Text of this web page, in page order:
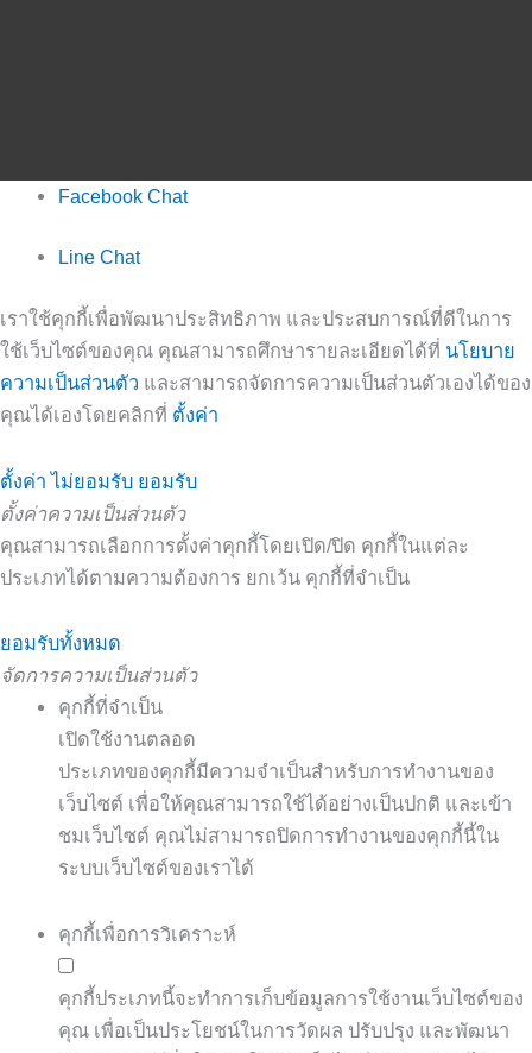
Facebook Chat
Line Chat
เราใช้คุกกี้เพื่อพัฒนาประสิทธิภาพ และประสบการณ์ที่ดีในการ
ใช้เว็บไซต์ของคุณ คุณสามารถศึกษารายละเอียดได้ที่ นโยบาย
ความเป็นส่วนตัว และสามารถจัดการความเป็นส่วนตัวเองได้ของ
คุณได้เองโดยคลิกที่ ตั้งค่า
ตั้งค่า ไม่ยอมรับ ยอมรับ
ตั้งค่าความเป็นส่วนตัว
คุณสามารถเลือกการตั้งค่าคุกกี้โดยเปิด/ปิด คุกกี้ในแต่ละ
ประเภทได้ตามความต้องการ ยกเว้น คุกกี้ที่จำเป็น
ยอมรับทั้งหมด
จัดการความเป็นส่วนตัว
คุกกี้ที่จำเป็น
เปิดใช้งานตลอด
ประเภทของคุกกี้มีความจำเป็นสำหรับการทำงานของ
เว็บไซต์ เพื่อให้คุณสามารถใช้ได้อย่างเป็นปกติ และเข้า
ชมเว็บไซต์ คุณไม่สามารถปิดการทำงานของคุกกี้นี้ใน
ระบบเว็บไซต์ของเราได้
คุกกี้เพื่อการวิเคราะห์
คุกกี้ประเภทนี้จะทำการเก็บข้อมูลการใช้งานเว็บไซต์ของ
คุณ เพื่อเป็นประโยชน์ในการวัดผล ปรับปรุง และพัฒนา